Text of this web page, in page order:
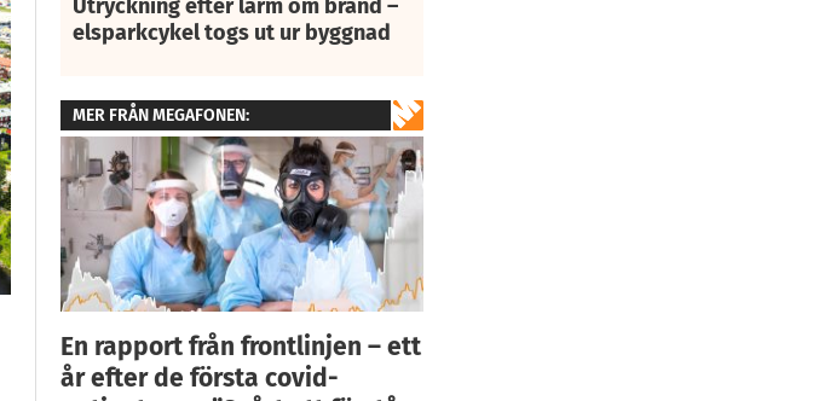
Utryckning efter larm om brand –
elsparkcykel togs ut ur byggnad
MER FRÅN MEGAFONEN:
En rapport från frontlinjen – ett
år efter de första covid-